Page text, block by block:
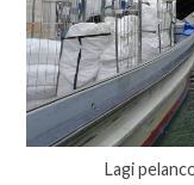
Lagi